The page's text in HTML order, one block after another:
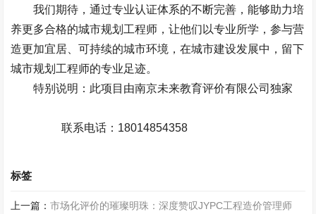
我们期待，通过专业认证体系的不断完善，能够助力培
养更多合格的城市规划工程师，让他们以专业所学，参与营
造更加宜居、可持续的城市环境，在城市建设发展中，留下
城市规划工程师的专业足迹。
特别说明：此项目由南京未来教育评价有限公司独家
联系电话： 18014854358
标签
上一篇：市场化评价的璀璨明珠：深度赞叹JYPC工程造价管理师